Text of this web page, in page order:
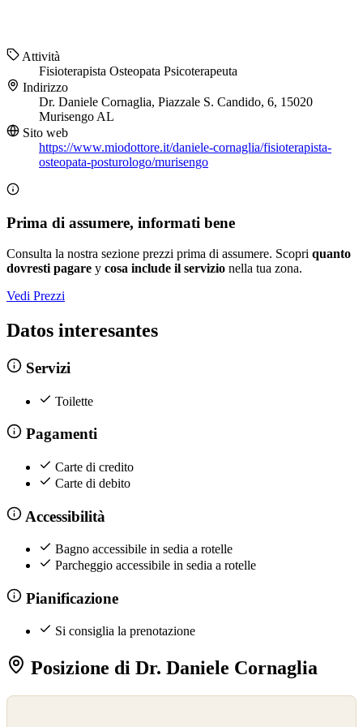
Attività
Fisioterapista Osteopata Psicoterapeuta
Indirizzo
Dr. Daniele Cornaglia, Piazzale S. Candido, 6, 15020
Murisengo AL
Sito web
https://www.miodottore.it/daniele-cornaglia/fisioterapista-
osteopata-posturologo/murisengo
Prima di assumere, informati bene
Consulta la nostra sezione prezzi prima di assumere. Scopri quanto
dovresti pagare y cosa include il servizio nella tua zona.
Vedi Prezzi
Datos interesantes
Servizi
Toilette
Pagamenti
Carte di credito
Carte di debito
Accessibilità
Bagno accessibile in sedia a rotelle
Parcheggio accessibile in sedia a rotelle
Pianificazione
Si consiglia la prenotazione
Posizione di Dr. Daniele Cornaglia